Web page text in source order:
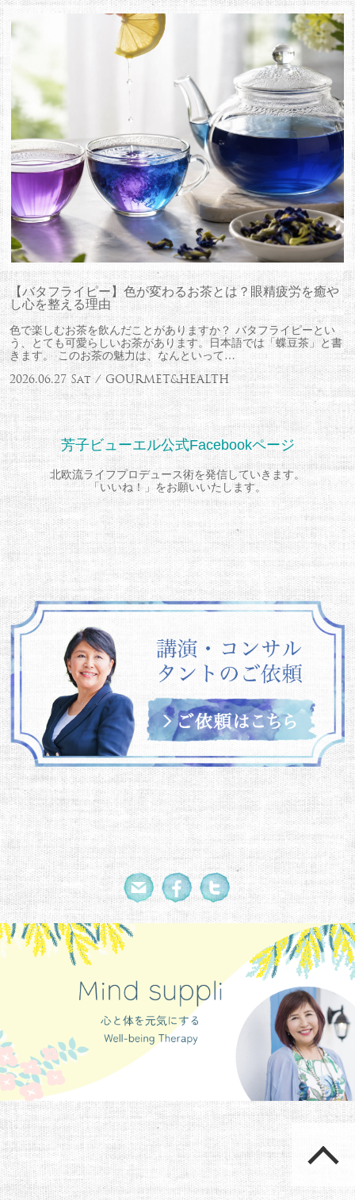
【バタフライピー】色が変わるお茶とは？眼精疲労を癒や
し心を整える理由
色で楽しむお茶を飲んだことがありますか？ バタフライピーとい
う、とても可愛らしいお茶があります。日本語では「蝶豆茶」と書
きます。 このお茶の魅力は、なんといって…
2026.06.27 Sat / GOURMET&HEALTH
芳子ビューエル公式Facebookページ
北欧流ライフプロデュース術を発信していきます。
「いいね！」をお願いいたします。